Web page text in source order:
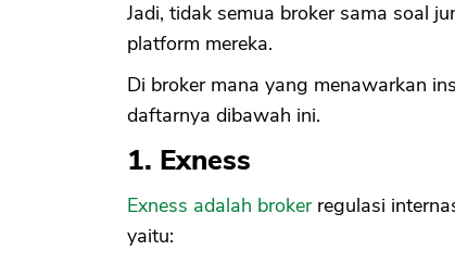
Jadi, tidak semua broker sama soal
platform mereka.
Di broker mana yang menawarkan
daftarnya dibawah ini.
1. Exness
Exness adalah broker regulasi
yaitu: